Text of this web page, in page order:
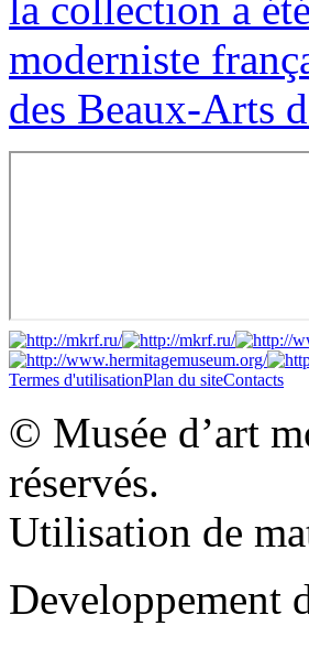
moderniste
des Beaux-Arts
Termes d'utilisationPlan du siteContacts
© Musée d’art
réservés.
Utilisation de
Developpement